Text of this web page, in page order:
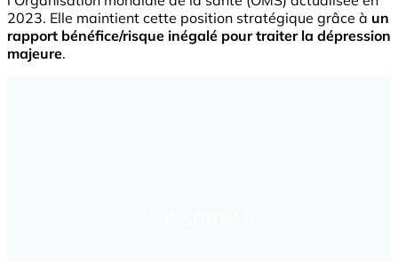
2023. Elle maintient cette position stratégique grâce à un
rapport bénéfice/risque inégalé pour traiter la dépression
majeure.